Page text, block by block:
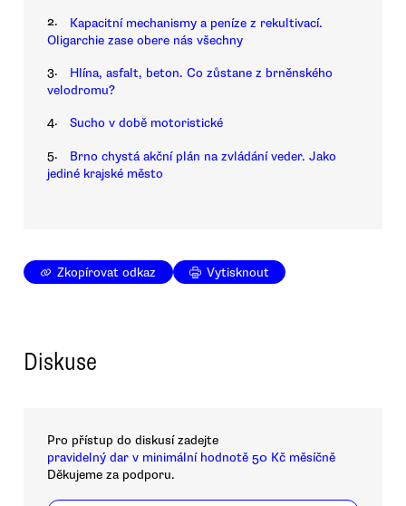
2.
Kapacitní mechanismy a peníze z rekultivací.
Oligarchie zase obere nás všechny
3.
Hlína, asfalt, beton. Co zůstane z brněnského
velodromu?
4. Sucho v době motoristické
5.
Brno chystá akční plán na zvládání veder. Jako
jediné krajské město
Zkopírovat odkaz Vytisknout
Diskuse
Pro přístup do diskusí zadejte
pravidelný dar v minimální hodnotě 50 Kč měsíčně
Děkujeme za podporu.